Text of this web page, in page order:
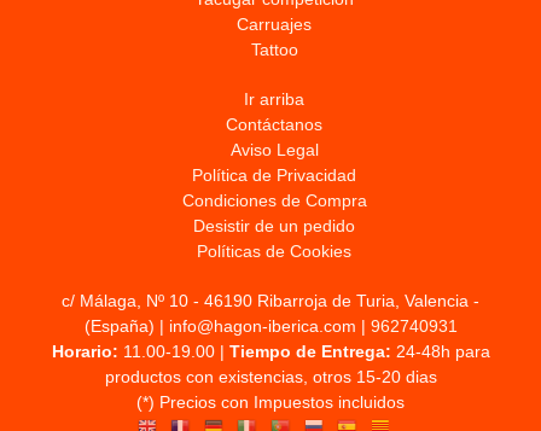
Carruajes
Tattoo
Ir arriba
Contáctanos
Aviso Legal
Política de Privacidad
Condiciones de Compra
Desistir de un pedido
Políticas de Cookies
c/ Málaga, Nº 10 - 46190 Ribarroja de Turia, Valencia -
(España) | info@hagon-iberica.com | 962740931
Horario: 11.00-19.00 | Tiempo de Entrega: 24-48h para
productos con existencias, otros 15-20 dias
(*) Precios con Impuestos incluidos